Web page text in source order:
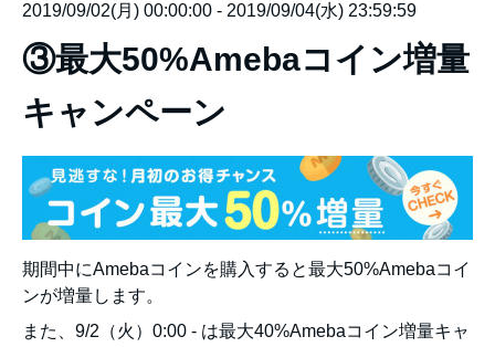
2019/09/02(月) 00:00:00 - 2019/09/04(水) 23:59:59
③最大50%Amebaコイン増量
キャンペーン
期間中にAmebaコインを購入すると最大50%Amebaコイ
ンが増量します。
また、9/2（火）0:00 - は最大40%Amebaコイン増量キャ